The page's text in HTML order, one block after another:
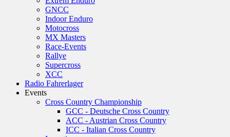
GNCC
Indoor Enduro
Motocross
MX Masters
Race-Events
Rallye
Supercross
XCC
Radio Fahrerlager
Events
Cross Country Championship
GCC - Deutsche Cross Country
ACC - Austrian Cross Country
ICC - Italian Cross Country